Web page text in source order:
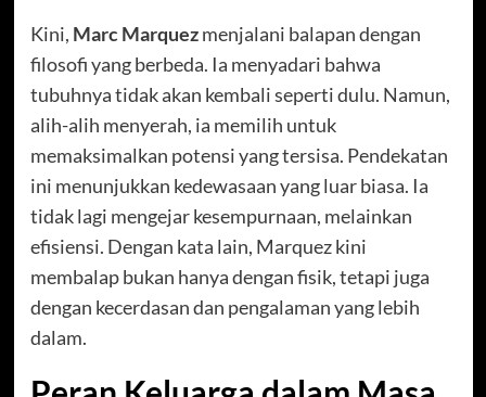
Kini, Marc Marquezmenjalani balapan dengan
filosofi yang berbeda. Ia menyadari bahwa
tubuhnya tidak akan kembali seperti dulu. Namun,
alih-alih menyerah, ia memilih untuk
memaksimalkan potensi yang tersisa. Pendekatan
ini menunjukkan kedewasaan yang luar biasa. Ia
tidak lagi mengejar kesempurnaan, melainkan
efisiensi. Dengan kata lain, Marquez kini
membalap bukan hanya dengan fisik, tetapi juga
dengan kecerdasan dan pengalaman yang lebih
dalam.